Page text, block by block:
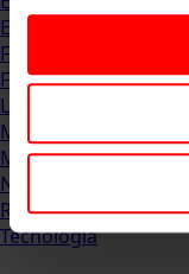
Empresas
Finanzas
Formación &
Luxury
Management
Marketing &
Negocios
Recursos Humanos
Tecnología